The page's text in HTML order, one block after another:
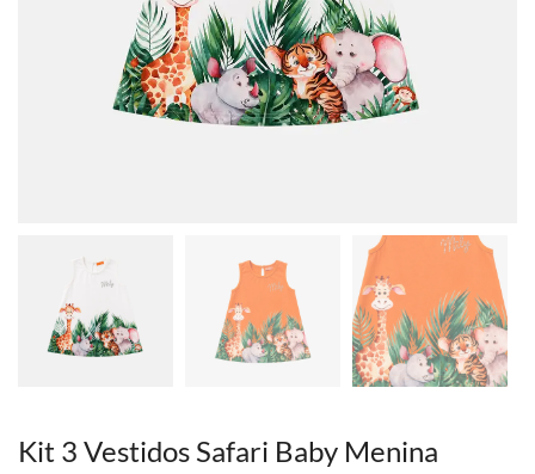
Kit 3 Vestidos Safari Baby Menina